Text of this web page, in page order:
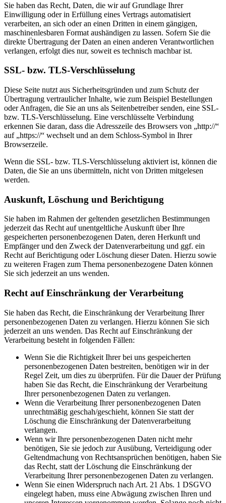
Sie haben das Recht, Daten, die wir auf Grundlage Ihrer
Einwilligung oder in Erfüllung eines Vertrags automatisiert
verarbeiten, an sich oder an einen Dritten in einem gängigen,
maschinenlesbaren Format aushändigen zu lassen. Sofern Sie die
direkte Übertragung der Daten an einen anderen Verantwortlichen
verlangen, erfolgt dies nur, soweit es technisch machbar ist.
SSL- bzw. TLS-Verschlüsselung
Diese Seite nutzt aus Sicherheitsgründen und zum Schutz der
Übertragung vertraulicher Inhalte, wie zum Beispiel Bestellungen
oder Anfragen, die Sie an uns als Seitenbetreiber senden, eine SSL-
bzw. TLS-Verschlüsselung. Eine verschlüsselte Verbindung
erkennen Sie daran, dass die Adresszeile des Browsers von „http://“
auf „https://“ wechselt und an dem Schloss-Symbol in Ihrer
Browserzeile.
Wenn die SSL- bzw. TLS-Verschlüsselung aktiviert ist, können die
Daten, die Sie an uns übermitteln, nicht von Dritten mitgelesen
werden.
Auskunft, Löschung und Berichtigung
Sie haben im Rahmen der geltenden gesetzlichen Bestimmungen
jederzeit das Recht auf unentgeltliche Auskunft über Ihre
gespeicherten personenbezogenen Daten, deren Herkunft und
Empfänger und den Zweck der Datenverarbeitung und ggf. ein
Recht auf Berichtigung oder Löschung dieser Daten. Hierzu sowie
zu weiteren Fragen zum Thema personenbezogene Daten können
Sie sich jederzeit an uns wenden.
Recht auf Einschränkung der Verarbeitung
Sie haben das Recht, die Einschränkung der Verarbeitung Ihrer
personenbezogenen Daten zu verlangen. Hierzu können Sie sich
jederzeit an uns wenden. Das Recht auf Einschränkung der
Verarbeitung besteht in folgenden Fällen:
Wenn Sie die Richtigkeit Ihrer bei uns gespeicherten
personenbezogenen Daten bestreiten, benötigen wir in der
Regel Zeit, um dies zu überprüfen. Für die Dauer der Prüfung
haben Sie das Recht, die Einschränkung der Verarbeitung
Ihrer personenbezogenen Daten zu verlangen.
Wenn die Verarbeitung Ihrer personenbezogenen Daten
unrechtmäßig geschah/geschieht, können Sie statt der
Löschung die Einschränkung der Datenverarbeitung
verlangen.
Wenn wir Ihre personenbezogenen Daten nicht mehr
benötigen, Sie sie jedoch zur Ausübung, Verteidigung oder
Geltendmachung von Rechtsansprüchen benötigen, haben Sie
das Recht, statt der Löschung die Einschränkung der
Verarbeitung Ihrer personenbezogenen Daten zu verlangen.
Wenn Sie einen Widerspruch nach Art. 21 Abs. 1 DSGVO
eingelegt haben, muss eine Abwägung zwischen Ihren und